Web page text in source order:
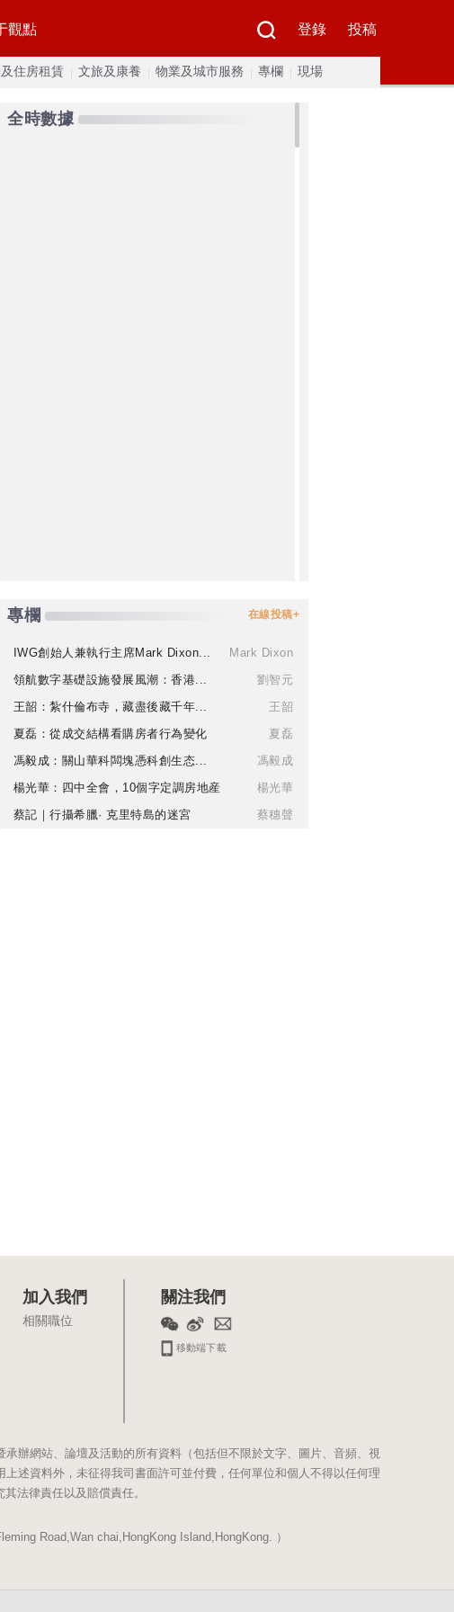
觀點 登錄 投稿
住房租賃 文旅及康養 物業及城市服務 專欄 現場
全時數據
專欄 在線投稿+
IWG創始人兼執行主席Mark Dixon...
Mark Dixon
領航數字基礎設施發展風潮：香港...
劉智元
王韶：紮什倫布寺，藏盡後藏千年...
王韶
夏磊：從成交結構看購房者行為變化
夏磊
馮毅成：關山華科闆塊憑科創生态...
馮毅成
楊光華：四中全會，10個字定調房地産
楊光華
蔡記｜行攝希臘· 克里特島的迷宮
蔡穗聲
加入我們
相關職位
關注我們
移動端下載
辦網站、論壇及活動的所有資料（包括但不限於文字、圖片、音頻、視
述資料外，未征得我司書面許可並付費，任何單位和個人不得以任何理
法律責任以及賠償責任。
Road,Wan chai,HongKong Island,HongKong. ）